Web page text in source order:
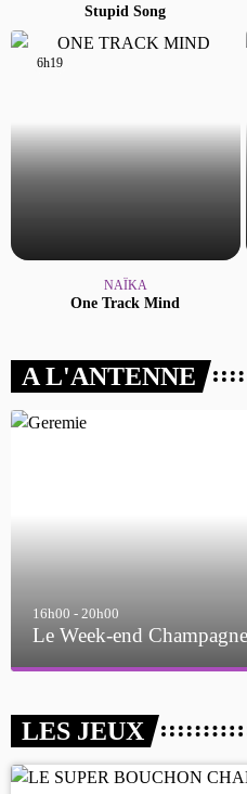
Stupid Song
6h19
6h19
NAÏKA
One Track Mind
A L'ANTENNE
7h00 - 11h00
BEST OF
LES JEUX